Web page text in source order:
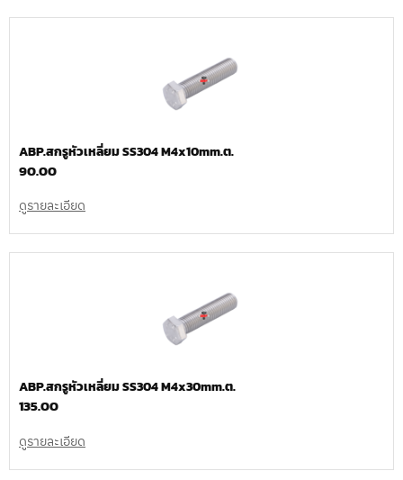
ABP.สกรูหัวเหลี่ยม SS304 M4x10mm.ต.
90.00
ดูรายละเอียด
ABP.สกรูหัวเหลี่ยม SS304 M4x30mm.ต.
135.00
ดูรายละเอียด